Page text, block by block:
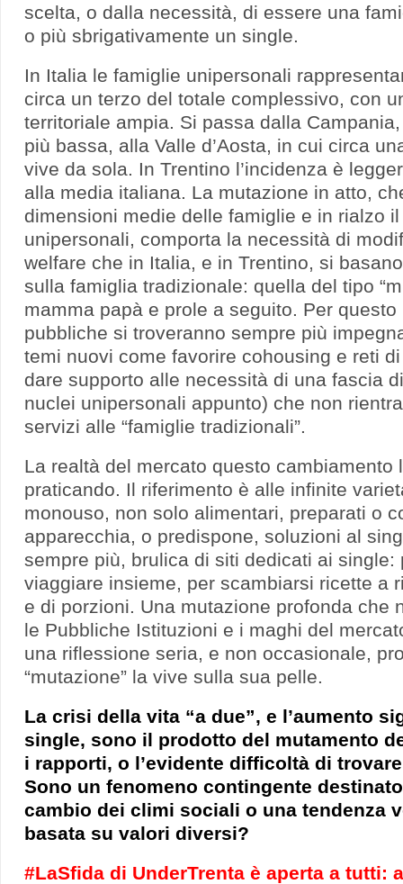
scelta, o dalla necessità, di essere una
o più sbrigativamente un single.
In Italia le famiglie unipersonali
circa un terzo del totale complessivo, con
territoriale ampia. Si passa dalla
più bassa, alla Valle d’Aosta, in cui circa
vive da sola. In Trentino l’incidenza è
alla media italiana. La mutazione in atto,
dimensioni medie delle famiglie e in rialzo
unipersonali, comporta la necessità di
welfare che in Italia, e in Trentino, si
sulla famiglia tradizionale: quella del tipo
mamma papà e prole a seguito. Per
pubbliche si troveranno sempre più
temi nuovi come favorire cohousing e reti
dare supporto alle necessità di una fascia
nuclei unipersonali appunto) che non
servizi alle “famiglie tradizionali”.
La realtà del mercato questo cambiamento
praticando. Il riferimento è alle infinite
monouso, non solo alimentari, preparati o
apparecchia, o predispone, soluzioni al
sempre più, brulica di siti dedicati ai single:
viaggiare insieme, per scambiarsi ricette a
e di porzioni. Una mutazione profonda che
le Pubbliche Istituzioni e i maghi del
una riflessione seria, e non occasionale,
“mutazione” la vive sulla sua pelle.
La crisi della vita “a due”, e l’aumento
single, sono il prodotto del mutamento
i rapporti, o l’evidente difficoltà di
Sono un fenomeno contingente
cambio dei climi sociali o una tendenza
basata su valori diversi?
#LaSfida di UnderTrenta è aperta a tutti: